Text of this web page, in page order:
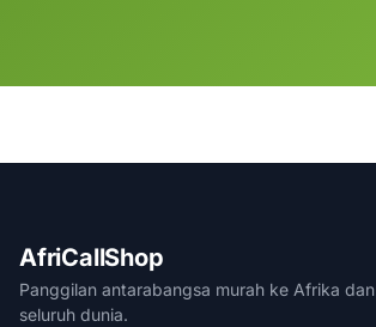
AfriCallShop
Panggilan antarabangsa murah ke Afrika dan
seluruh dunia.